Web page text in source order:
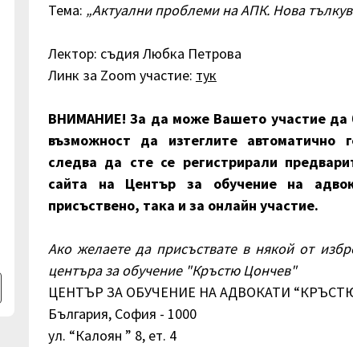
Тема: „Актуални проблеми на АПК. Нова
Лектор: съдия Любка Петрова
Линк за Zoom участие: тук
ВНИМАНИЕ! За да може Вашето участие да
възможност да изтеглите автоматично
следва да сте се регистрирали
сайта на Център за обучение на
присъствено, така и за онлайн участие.
Ако желаете да присъствате в някой от
центъра за обучение "Кръстю Цончев"
ЦЕНТЪР ЗА ОБУЧЕНИЕ НА АДВОКАТИ
България, София - 1000
ул. “Калоян ” 8, ет. 4